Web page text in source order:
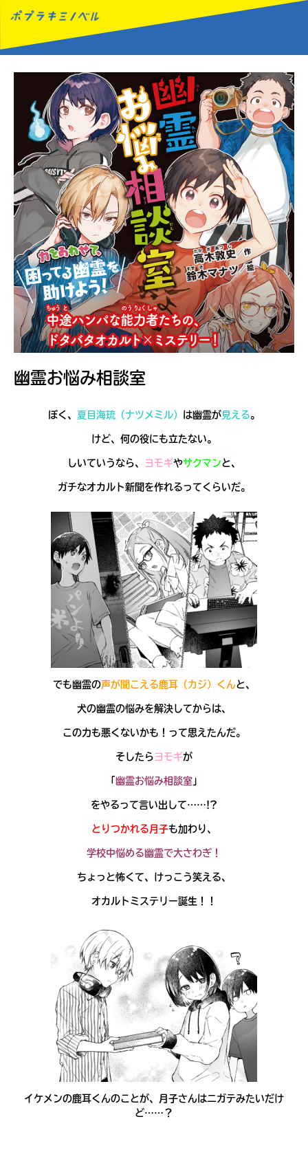
MENU
読みたい本が
見つかる
本を飛び出して
みんなとおしゃべり
できる掲示板
シリーズに
幽霊お悩み相談室
ぼく、 夏目海琉 （ナツメミル） は幽霊が見える。
けど、何の役にも立たない。
しいていうなら、 ヨモギやサクマンと、
ガチなオカルト新聞を作れるってくらいだ。
でも幽霊の声が聞こえる鹿耳（カジ）くんと、
犬の幽霊の悩みを解決してからは、
この力も悪くないかも！って思えたんだ。
そしたら ヨモギが
幽霊お悩み相談室 」
をやるって言い出して……!?
とりつかれる月子も加わり、
学校中悩める幽霊で大さわぎ！
ちょっと怖くて、けっこう笑える、
オカルトミステリー誕生！！
イケメンの鹿耳くんのことが、月子さんはニガテみたいだけ
ど……？